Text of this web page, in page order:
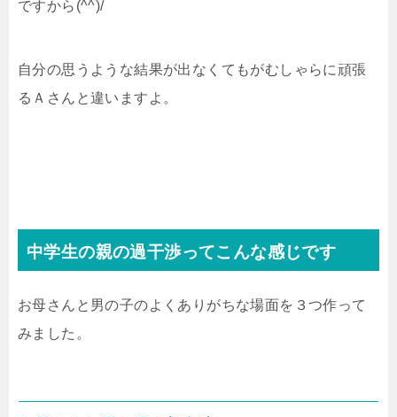
ですから(^^)/
自分の思うような結果が出なくてもがむしゃらに頑張
るＡさんと違いますよ。
中学生の親の過干渉ってこんな感じです
お母さんと男の子のよくありがちな場面を３つ作って
みました。